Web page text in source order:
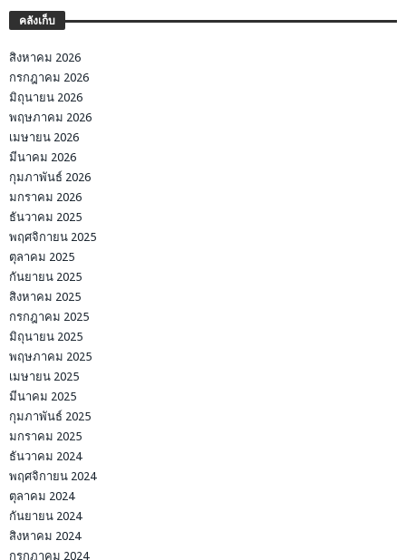
คลังเก็บ
สิงหาคม 2026
กรกฎาคม 2026
มิถุนายน 2026
พฤษภาคม 2026
เมษายน 2026
มีนาคม 2026
กุมภาพันธ์ 2026
มกราคม 2026
ธันวาคม 2025
พฤศจิกายน 2025
ตุลาคม 2025
กันยายน 2025
สิงหาคม 2025
กรกฎาคม 2025
มิถุนายน 2025
พฤษภาคม 2025
เมษายน 2025
มีนาคม 2025
กุมภาพันธ์ 2025
มกราคม 2025
ธันวาคม 2024
พฤศจิกายน 2024
ตุลาคม 2024
กันยายน 2024
สิงหาคม 2024
กรกฎาคม 2024